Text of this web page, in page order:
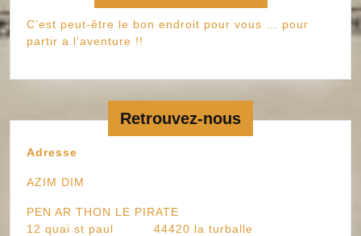
C’est peut-être le bon endroit pour vous … pour
partir a l’aventure !!
Retrouvez-nous
Adresse
AZIM DIM
PEN AR THON LE PIRATE
12 quai st paul 44420 la turballe